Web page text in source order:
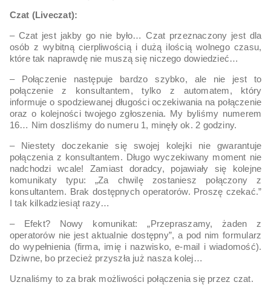
Czat (Liveczat):
– Czat jest jakby go nie było… Czat przeznaczony jest dla
osób z wybitną cierpliwością i dużą ilością wolnego czasu,
które tak naprawdę nie muszą się niczego dowiedzieć…
– Połączenie następuje bardzo szybko, ale nie jest to
połączenie z konsultantem, tylko z automatem, który
informuje o spodziewanej długości oczekiwania na połączenie
oraz o kolejności twojego zgłoszenia. My byliśmy numerem
16… Nim doszliśmy do numeru 1, minęły ok. 2 godziny.
– Niestety doczekanie się swojej kolejki nie gwarantuje
połączenia z konsultantem. Długo wyczekiwany moment nie
nadchodzi wcale! Zamiast doradcy, pojawiały się kolejne
komunikaty typu: „Za chwilę zostaniesz połączony z
konsultantem. Brak dostępnych operatorów. Proszę czekać.”
I tak kilkadziesiąt razy…
– Efekt? Nowy komunikat: „Przepraszamy, żaden z
operatorów nie jest aktualnie dostępny”, a pod nim formularz
do wypełnienia (firma, imię i nazwisko, e-mail i wiadomość).
Dziwne, bo przecież przyszła już nasza kolej…
Uznaliśmy to za brak możliwości połączenia się przez czat.